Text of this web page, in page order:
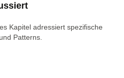
Kapitel adressiert spezifische
Patterns.